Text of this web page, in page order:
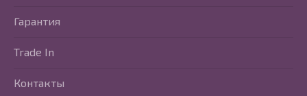
Гарантия
Trade In
Контакты